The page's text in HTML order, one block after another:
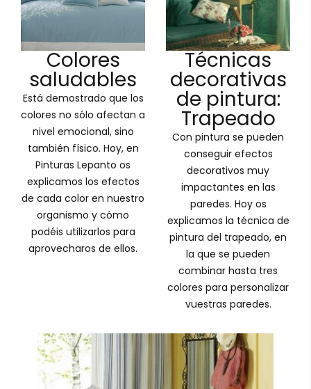
Colores
saludables
Está demostrado que los
colores no sólo afectan a
nivel emocional, sino
también físico. Hoy, en
Pinturas Lepanto os
explicamos los efectos
de cada color en nuestro
organismo y cómo
podéis utilizarlos para
aprovecharos de ellos.
Técnicas
decorativas
de pintura:
Trapeado
Con pintura se pueden
conseguir efectos
decorativos muy
impactantes en las
paredes. Hoy os
explicamos la técnica de
pintura del trapeado, en
la que se pueden
combinar hasta tres
colores para personalizar
vuestras paredes.